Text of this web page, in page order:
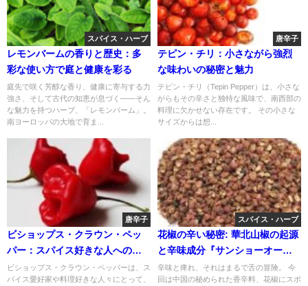
スパイス・ハーブ
レモンバームの香りと歴史：多
彩な使い方で庭と健康を彩る
庭先で咲く芳醇な香り、健康に寄与する力
強さ、そして古代の知恵が息づく――そん
な魅力を持つハーブ、「レモンバーム」。
南ヨーロッパの大地で育ま...
唐辛子
テピン・チリ：小さながら強烈
な味わいの秘密と魅力
テピン・チリ（Tepin Pepper）は、小さな
がらもその辛さと独特な風味で、南西部の
料理に欠かせない存在です。 その小さな
サイズからは想...
唐辛子
ビショップス・クラウン・ペッ
パー：スパイス好きな人への魅
力的な食材の紹介
ビショップス・クラウン・ペッパーは、ス
パイス愛好家や料理好きな人々にとって、
スパイス・ハーブ
花椒の辛い秘密: 華北山椒の起源
と辛味成分『サンショーオー
ル』に迫る
辛味と痺れ、それはまるで舌の冒険。 今
回は中国の秘められた香辛料、花椒にスポ